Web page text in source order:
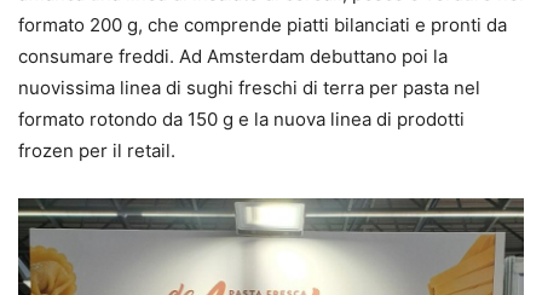
formato 200 g, che comprende piatti bilanciati e pronti da
consumare freddi. Ad Amsterdam debuttano poi la
nuovissima linea di sughi freschi di terra per pasta nel
formato rotondo da 150 g e la nuova linea di prodotti
frozen per il retail.